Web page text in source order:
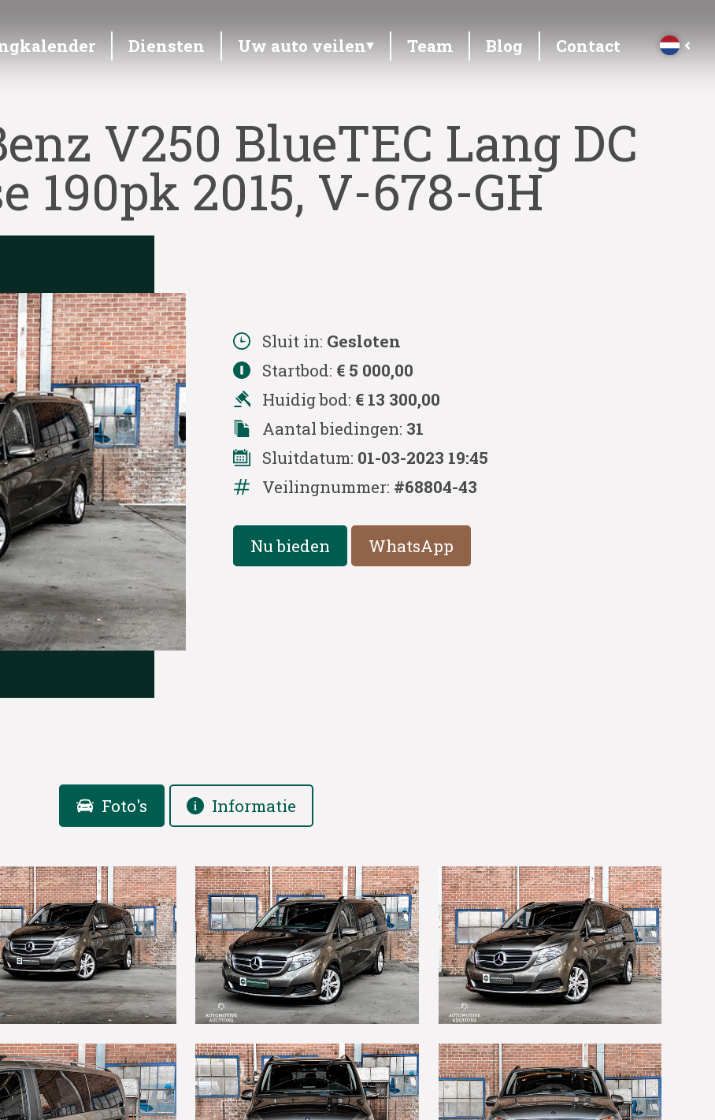
Diensten Uw auto veilen Team Blog Contact
V250 BlueTEC Lang DC
190pk 2015, V-678-GH
Sluit in: Gesloten
Startbod: € 5 000,00
Huidig bod: € 13 300,00
Aantal biedingen: 31
Sluitdatum: 01-03-2023 19:45
Veilingnummer: #68804-43
Nu bieden WhatsApp
Foto's Informatie